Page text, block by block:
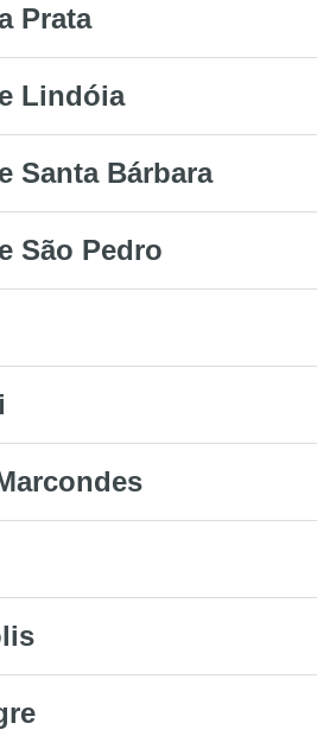
Prata
Lindóia
Santa Bárbara
São Pedro